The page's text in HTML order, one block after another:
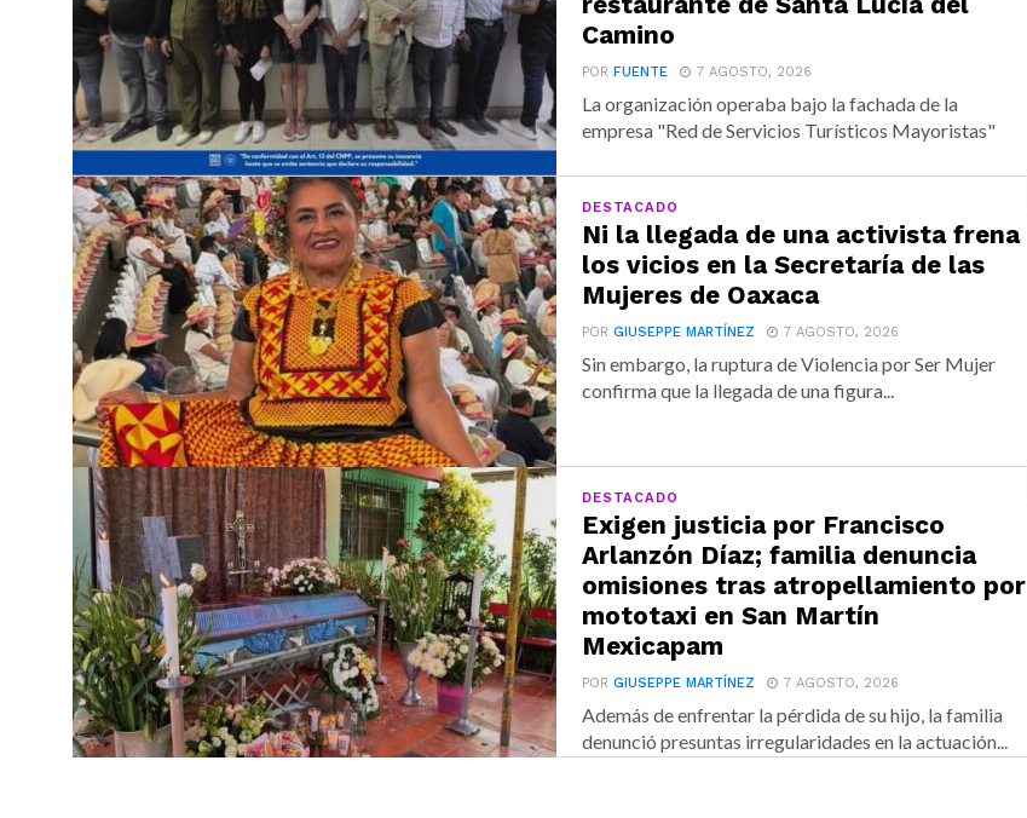
Camino
PORFUENTE 7 AGOSTO, 2026
La organización operaba bajo la fachada de la
empresa "Red de Servicios Turísticos Mayoristas"
DESTACADO
Ni la llegada de una activista frena
los vicios en la Secretaría de las
Mujeres de Oaxaca
PORGIUSEPPE MARTÍNEZ 7 AGOSTO, 2026
Sin embargo, la ruptura de Violencia por Ser Mujer
confirma que la llegada de una figura...
DESTACADO
Exigen justicia por Francisco
Arlanzón Díaz; familia denuncia
omisiones tras atropellamiento por
mototaxi en San Martín
Mexicapam
PORGIUSEPPE MARTÍNEZ 7 AGOSTO, 2026
Además de enfrentar la pérdida de su hijo, la familia
denunció presuntas irregularidades en la actuación...